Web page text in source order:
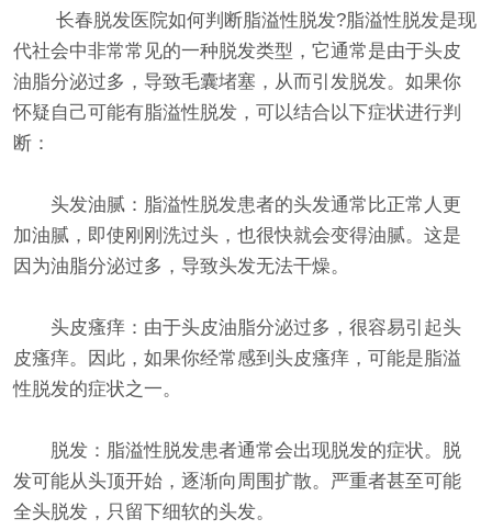
长春脱发医院如何判断脂溢性脱发?脂溢性脱发是现
代社会中非常常见的一种脱发类型，它通常是由于头皮
油脂分泌过多，导致毛囊堵塞，从而引发脱发。如果你
怀疑自己可能有脂溢性脱发，可以结合以下症状进行判
断：
头发油腻：脂溢性脱发患者的头发通常比正常人更
加油腻，即使刚刚洗过头，也很快就会变得油腻。这是
因为油脂分泌过多，导致头发无法干燥。
头皮瘙痒：由于头皮油脂分泌过多，很容易引起头
皮瘙痒。因此，如果你经常感到头皮瘙痒，可能是脂溢
性脱发的症状之一。
脱发：脂溢性脱发患者通常会出现脱发的症状。脱
发可能从头顶开始，逐渐向周围扩散。严重者甚至可能
全头脱发，只留下细软的头发。